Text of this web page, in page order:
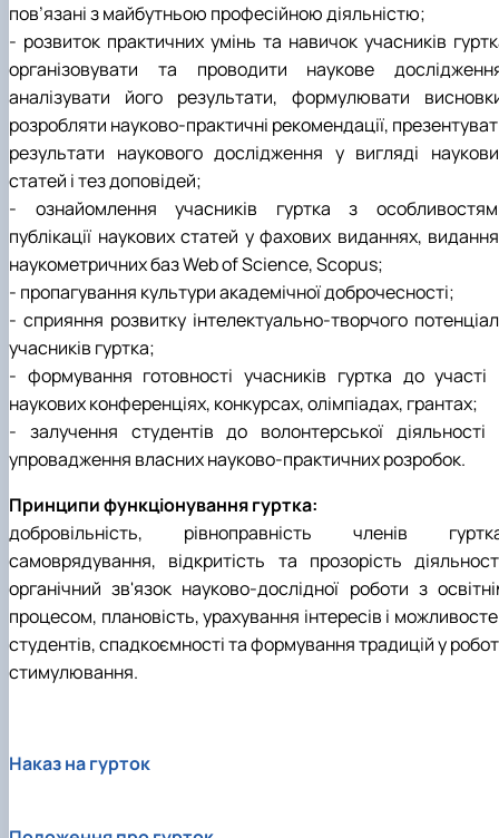
пов’язані з майбутньою професійною діяльністю;
- розвиток практичних умінь та навичок учасників
організовувати та проводити наукове
аналізувати його результати, формулювати
розробляти науково-практичні рекомендації,
результати наукового дослідження у вигляді
статей і тез доповідей;
- ознайомлення учасників гуртка з
публікації наукових статей у фахових виданнях,
наукометричних баз Web of Science, Scopus;
- пропагування культури академічної доброчесності;
- сприяння розвитку інтелектуально-творчого
учасників гуртка;
- формування готовності учасників гуртка до участі
наукових конференціях, конкурсах, олімпіадах, грантах;
- залучення студентів до волонтерської діяльності
упровадження власних науково-практичних розробок.
Принципи функціонування гуртка:
добровільність, рівноправність членів
самоврядування, відкритість та прозорість
органічний зв'язок науково-дослідної роботи з
процесом, плановість, урахування інтересів і
студентів, спадкоємності та формування традицій у
стимулювання.
Наказ на гурток